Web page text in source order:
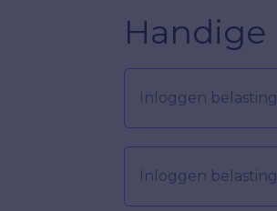
Handige
Inloggen
Inloggen